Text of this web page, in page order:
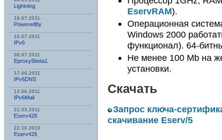
Lightning
18.07.2011
PoweredBy
16.07.2011
IPv6
08.07.2011
Eproxy5beta1
17.06.2011
IPv6DNS
13.06.2011
IPv6Mail
21.03.2011
Eserv428
22.10.2010
Eserv426
EservRAM).
Операционная
Windows 2000
функционал). 64-
Не менее 100 Mb на
установки.
Скачать
Запрос ключа-
скачивание Eserv/5